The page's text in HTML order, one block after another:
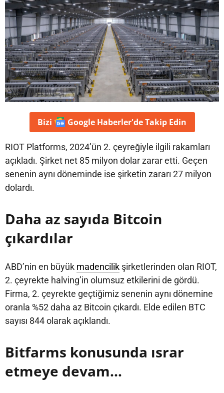
Bizi Google Haberler'deTakip Edin
RIOT Platforms, 2024’ün 2. çeyreğiyle ilgili rakamları
açıkladı. Şirket net 85 milyon dolar zarar etti. Geçen
senenin aynı döneminde ise şirketin zararı 27 milyon
dolardı.
Daha az sayıda Bitcoin
çıkardılar
ABD’nin en büyük madencilik şirketlerinden olan RIOT,
2. çeyrekte halving’in olumsuz etkilerini de gördü.
Firma, 2. çeyrekte geçtiğimiz senenin aynı dönemine
oranla %52 daha az Bitcoin çıkardı. Elde edilen BTC
sayısı 844 olarak açıklandı.
Bitfarms konusunda ısrar
etmeye devam…